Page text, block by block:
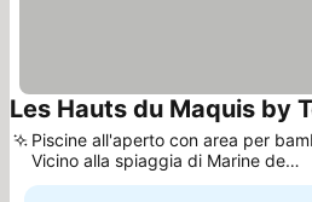
Les Hauts du Maquis by
Piscine all'aperto con area per
Vicino alla spiaggia di Marine de
Bravone